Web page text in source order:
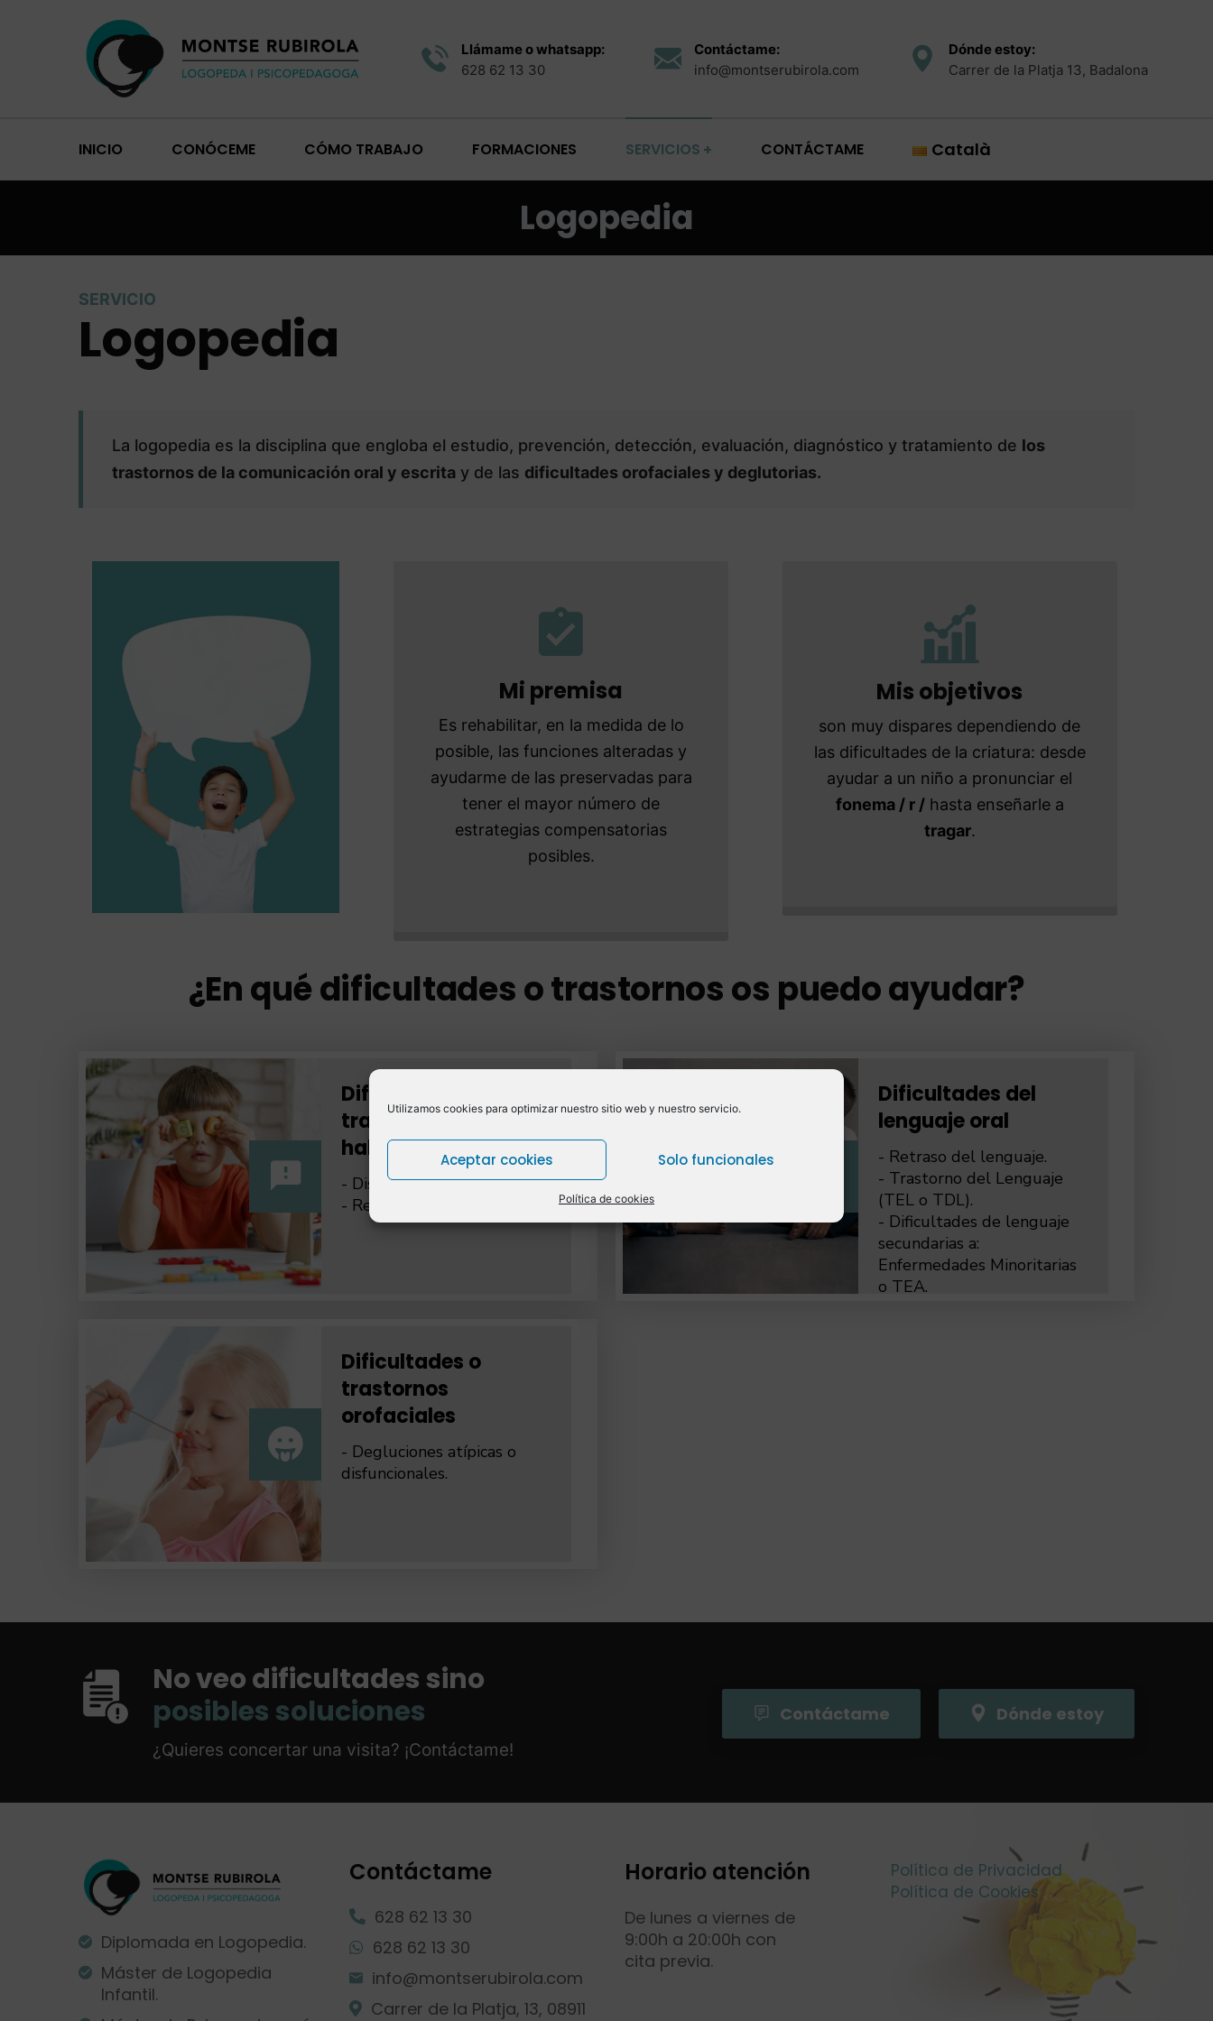
Utilizamos cookies para optimizar nuestro sitio web y nuestro servicio.
Aceptar cookies Solo funcionales
Política de cookies
Llámame o whatsapp:
628 62 13 30
Contáctame:
info@montserubirola.com
Dónde estoy:
Carrer de la Platja 13, Badalona
INICIO CONÓCEME CÓMO TRABAJO FORMACIONES SERVICIOS CONTÁCTAME Català
Logopedia
SERVICIO
Logopedia
La logopedia es la disciplina que engloba el estudio, prevención, detección, evaluación, diagnóstico y tratamiento de los
trastornos de la comunicación oral y escrita y de las dificultades orofaciales y deglutorias.
Mi premisa
Es rehabilitar, en la medida de lo
posible, las funciones alteradas y
ayudarme de las preservadas para
tener el mayor número de
estrategias compensatorias
posibles.
Mis objetivos
son muy dispares dependiendo de
las dificultades de la criatura: desde
ayudar a un niño a pronunciar el
fonema / r /hasta enseñarle a
tragar.
¿En qué dificultades o trastornos os puedo ayudar?
Dificultades o
trastornos del
habla
- Dislalia.
- Retraso del habla.
Dificultades del
lenguaje oral
- Retraso del lenguaje.
- Trastorno del Lenguaje
(TEL o TDL).
- Dificultades de lenguaje
secundarias a:
Enfermedades Minoritarias
o TEA.
Dificultades o
trastornos
orofaciales
- Degluciones atípicas o
disfuncionales.
No veo dificultades sino
posibles soluciones
¿Quieres concertar una visita? ¡Contáctame!
Contáctame Dónde estoy
Diplomada en Logopedia.
Máster de Logopedia
Infantil.
Contáctame
628 62 13 30
628 62 13 30
info@montserubirola.com
Carrer de la Platja, 13, 08911
Horario atención
De lunes a viernes de
9:00h a 20:00h con
cita previa.
Política de Privacidad
Política de Cookies